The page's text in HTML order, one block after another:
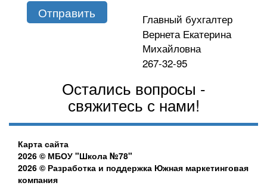
Главный бухгалтер
Вернета Екатерина
Михайловна
267-32-95
Остались вопросы -
свяжитесь с нами!
Карта сайта
2026 © МБОУ "Школа №78"
2026 © Разработка и поддержка Южная маркетинговая
компания